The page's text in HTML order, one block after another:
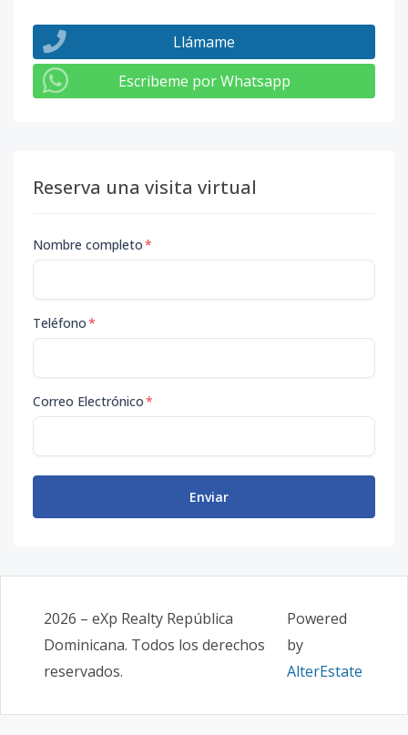
Llámame
Escribeme por Whatsapp
Reserva una visita virtual
Nombre completo*
Teléfono*
Correo Electrónico*
Enviar
2026 – eXp Realty República
Dominicana. Todos los derechos
reservados.
Powered
by
AlterEstate